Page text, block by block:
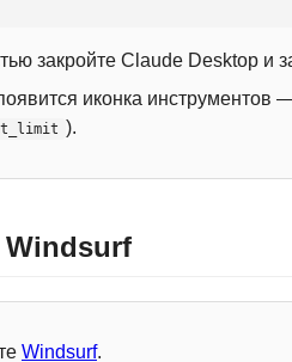
закройте Claude Desktop и
иконка инструментов
).
Windsurf.